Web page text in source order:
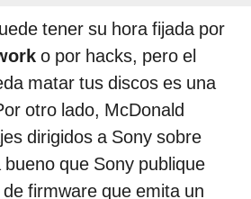
tener su hora fijada por
o por hacks, pero el
matar tus discos es una
otro lado, McDonald
dirigidos a Sony sobre
que Sony publique
firmware que emita un